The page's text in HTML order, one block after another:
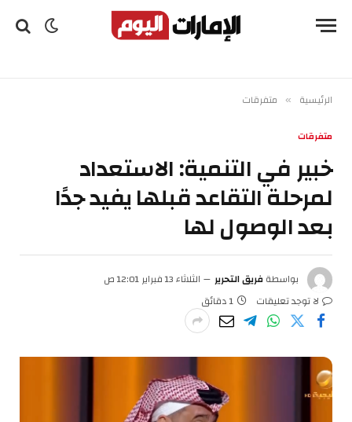
الرئيسية » متفرقات
متفرقات
خبير في التنمية: الاستعداد
لمرحلة التقاعد قبلها يفيد جدًا
بعد الوصول لها
بواسطةفريق التحرير
الثلاثاء 13 فبراير 12:01 ص
لا توجد تعليقات
1 دقائق